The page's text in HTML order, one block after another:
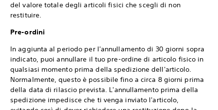
del valore totale degli articoli fisici che scegli di non
restituire.
Pre-ordini
In aggiunta al periodo per l'annullamento di 30 giorni sopra
indicato, puoi annullare il tuo pre-ordine di articolo fisico in
qualsiasi momento prima della spedizione dell'articolo.
Normalmente, questo è possibile fino a circa 8 giorni prima
della data di rilascio prevista. L'annullamento prima della
spedizione impedisce che ti venga inviato l'articolo,